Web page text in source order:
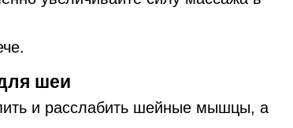
шеи
и расслабить шейные мышцы, а